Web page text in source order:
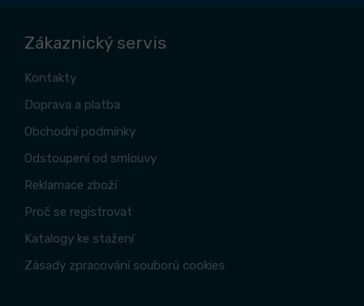
Zákaznický servis
Kontakty
Doprava a platba
Obchodní podmínky
Odstoupení od smlouvy
Reklamace zboží
Proč se registrovat
Katalogy ke stažení
Zásady zpracování souborů cookies